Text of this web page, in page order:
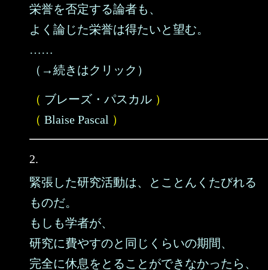
栄誉を否定する論者も、
よく論じた栄誉は得たいと望む。
……
（→続きはクリック）
（ ブレーズ・パスカル ）
（ Blaise Pascal ）
2.
緊張した研究活動は、とことんくたびれる
ものだ。
もしも学者が、
研究に費やすのと同じくらいの期間、
完全に休息をとることができなかったら、